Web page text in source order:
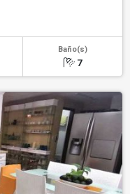
Baño(s)
7